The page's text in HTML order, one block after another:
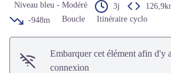
Niveau bleu - Modéré 3j
-948m
Boucle Itinéraire cyclo
Embarquer cet élément afin d'y
connexion